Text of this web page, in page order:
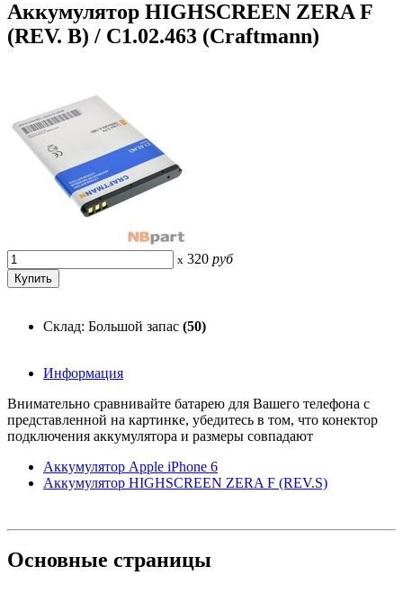
Аккумулятор HIGHSCREEN ZERA F
(REV. B) / C1.02.463 (Craftmann)
x 320 руб
Склад: Большой запас (50)
Информация
Внимательно сравнивайте батарею для Вашего телефона с
представленной на картинке, убедитесь в том, что конектор
подключения аккумулятора и размеры совпадают
Аккумулятор Apple iPhone 6
Аккумулятор HIGHSCREEN ZERA F (REV.S)
Основные страницы